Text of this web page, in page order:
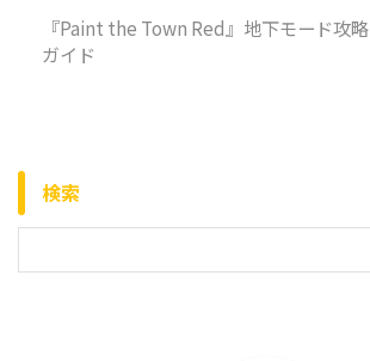
『Paint the Town Red』地下モード攻略
ガイド
検索